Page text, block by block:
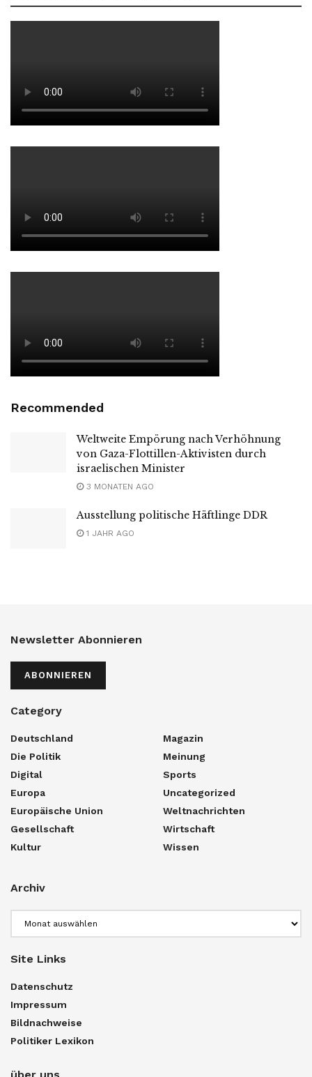
Recommended
Weltweite Empörung nach Verhöhnung
von Gaza-Flottillen-Aktivisten durch
israelischen Minister
3 MONATEN AGO
Ausstellung politische Häftlinge DDR
1 JAHR AGO
Newsletter Abonnieren
ABONNIEREN
Category
Deutschland
Die Politik
Digital
Europa
Europäische Union
Gesellschaft
Kultur
Magazin
Meinung
Sports
Uncategorized
Weltnachrichten
Wirtschaft
Wissen
Archiv
Site Links
Datenschutz
Impressum
Bildnachweise
Politiker Lexikon
über uns